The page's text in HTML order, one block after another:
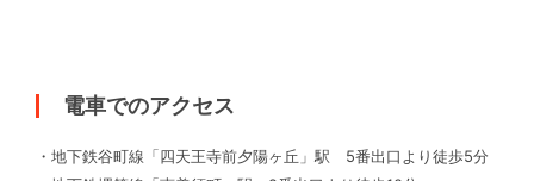
電車でのアクセス
・地下鉄谷町線「四天王寺前夕陽ヶ丘」駅 5番出口より徒歩5分